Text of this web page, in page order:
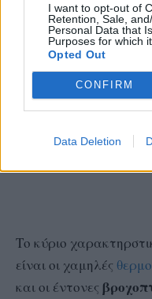
I want to opt-out of
Retention, Sale,
Personal Data that
Purposes for which
Opted Out
CONFIRM
Data Deletion
Το κύριο
είναι οι χαμηλές
και οι έντονες